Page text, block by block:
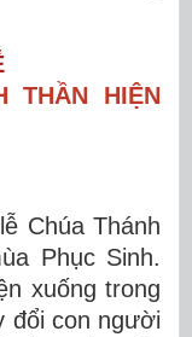
THẦN HIỆN
Chúa Thánh
Phục Sinh.
xuống trong
đổi con người